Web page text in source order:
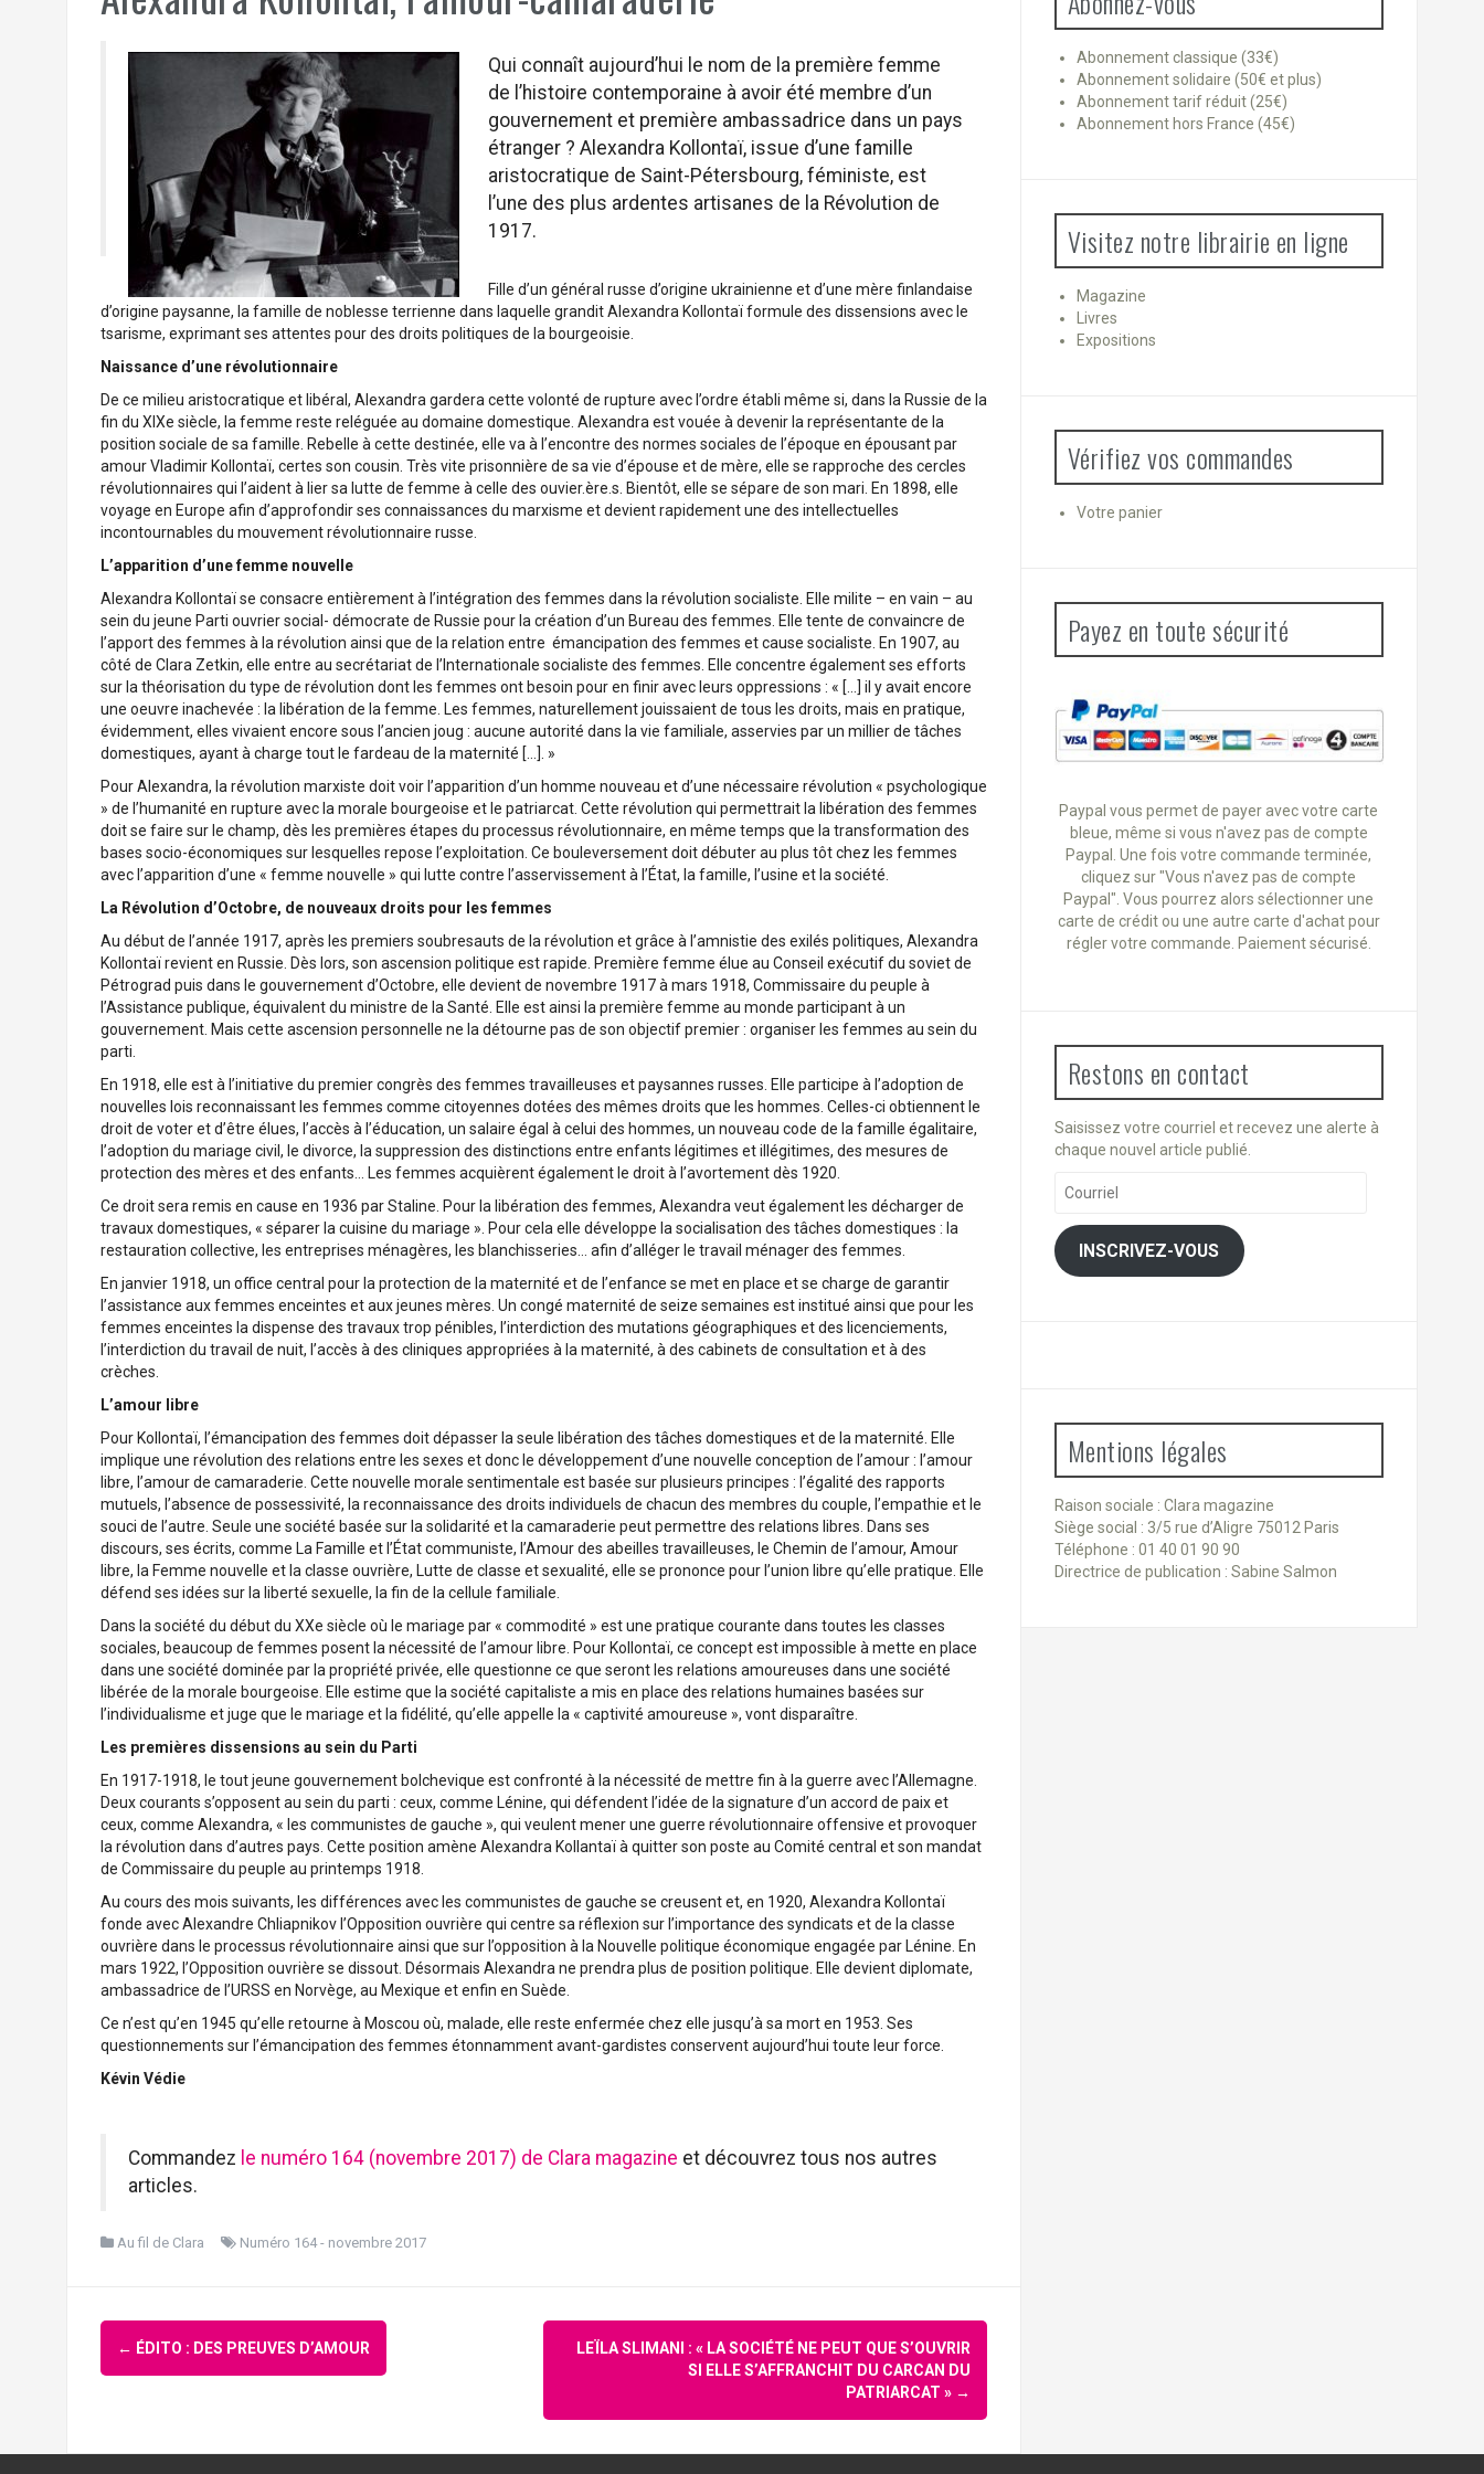
Qui connaît aujourd’hui le nom de la première femme
de l’histoire contemporaine à avoir été membre d’un
gouvernement et première ambassadrice dans un pays
étranger ? Alexandra Kollontaï, issue d’une famille
aristocratique de Saint-Pétersbourg, féministe, est
l’une des plus ardentes artisanes de la Révolution de
1917.
Fille d’un général russe d’origine ukrainienne et d’une mère finlandaise
d’origine paysanne, la famille de noblesse terrienne dans laquelle grandit Alexandra Kollontaï formule des dissensions avec le
tsarisme, exprimant ses attentes pour des droits politiques de la bourgeoisie.
Naissance d’une révolutionnaire
De ce milieu aristocratique et libéral, Alexandra gardera cette volonté de rupture avec l’ordre établi même si, dans la Russie de la
fin du XIXe siècle, la femme reste reléguée au domaine domestique. Alexandra est vouée à devenir la représentante de la
position sociale de sa famille. Rebelle à cette destinée, elle va à l’encontre des normes sociales de l’époque en épousant par
amour Vladimir Kollontaï, certes son cousin. Très vite prisonnière de sa vie d’épouse et de mère, elle se rapproche des cercles
révolutionnaires qui l’aident à lier sa lutte de femme à celle des ouvier.ère.s. Bientôt, elle se sépare de son mari. En 1898, elle
voyage en Europe afin d’approfondir ses connaissances du marxisme et devient rapidement une des intellectuelles
incontournables du mouvement révolutionnaire russe.
L’apparition d’une femme nouvelle
Alexandra Kollontaï se consacre entièrement à l’intégration des femmes dans la révolution socialiste. Elle milite – en vain – au
sein du jeune Parti ouvrier social- démocrate de Russie pour la création d’un Bureau des femmes. Elle tente de convaincre de
l’apport des femmes à la révolution ainsi que de la relation entre émancipation des femmes et cause socialiste. En 1907, au
côté de Clara Zetkin, elle entre au secrétariat de l’Internationale socialiste des femmes. Elle concentre également ses efforts
sur la théorisation du type de révolution dont les femmes ont besoin pour en finir avec leurs oppressions : « […] il y avait encore
une oeuvre inachevée : la libération de la femme. Les femmes, naturellement jouissaient de tous les droits, mais en pratique,
évidemment, elles vivaient encore sous l’ancien joug : aucune autorité dans la vie familiale, asservies par un millier de tâches
domestiques, ayant à charge tout le fardeau de la maternité […]. »
Pour Alexandra, la révolution marxiste doit voir l’apparition d’un homme nouveau et d’une nécessaire révolution « psychologique
» de l’humanité en rupture avec la morale bourgeoise et le patriarcat. Cette révolution qui permettrait la libération des femmes
doit se faire sur le champ, dès les premières étapes du processus révolutionnaire, en même temps que la transformation des
bases socio-économiques sur lesquelles repose l’exploitation. Ce bouleversement doit débuter au plus tôt chez les femmes
avec l’apparition d’une « femme nouvelle » qui lutte contre l’asservissement à l’État, la famille, l’usine et la société.
La Révolution d’Octobre, de nouveaux droits pour les femmes
Au début de l’année 1917, après les premiers soubresauts de la révolution et grâce à l’amnistie des exilés politiques, Alexandra
Kollontaï revient en Russie. Dès lors, son ascension politique est rapide. Première femme élue au Conseil exécutif du soviet de
Pétrograd puis dans le gouvernement d’Octobre, elle devient de novembre 1917 à mars 1918, Commissaire du peuple à
l’Assistance publique, équivalent du ministre de la Santé. Elle est ainsi la première femme au monde participant à un
gouvernement. Mais cette ascension personnelle ne la détourne pas de son objectif premier : organiser les femmes au sein du
parti.
En 1918, elle est à l’initiative du premier congrès des femmes travailleuses et paysannes russes. Elle participe à l’adoption de
nouvelles lois reconnaissant les femmes comme citoyennes dotées des mêmes droits que les hommes. Celles-ci obtiennent le
droit de voter et d’être élues, l’accès à l’éducation, un salaire égal à celui des hommes, un nouveau code de la famille égalitaire,
l’adoption du mariage civil, le divorce, la suppression des distinctions entre enfants légitimes et illégitimes, des mesures de
protection des mères et des enfants… Les femmes acquièrent également le droit à l’avortement dès 1920.
Ce droit sera remis en cause en 1936 par Staline. Pour la libération des femmes, Alexandra veut également les décharger de
travaux domestiques, « séparer la cuisine du mariage ». Pour cela elle développe la socialisation des tâches domestiques : la
restauration collective, les entreprises ménagères, les blanchisseries… afin d’alléger le travail ménager des femmes.
En janvier 1918, un office central pour la protection de la maternité et de l’enfance se met en place et se charge de garantir
l’assistance aux femmes enceintes et aux jeunes mères. Un congé maternité de seize semaines est institué ainsi que pour les
femmes enceintes la dispense des travaux trop pénibles, l’interdiction des mutations géographiques et des licenciements,
l’interdiction du travail de nuit, l’accès à des cliniques appropriées à la maternité, à des cabinets de consultation et à des
crèches.
L’amour libre
Pour Kollontaï, l’émancipation des femmes doit dépasser la seule libération des tâches domestiques et de la maternité. Elle
implique une révolution des relations entre les sexes et donc le développement d’une nouvelle conception de l’amour : l’amour
libre, l’amour de camaraderie. Cette nouvelle morale sentimentale est basée sur plusieurs principes : l’égalité des rapports
mutuels, l’absence de possessivité, la reconnaissance des droits individuels de chacun des membres du couple, l’empathie et le
souci de l’autre. Seule une société basée sur la solidarité et la camaraderie peut permettre des relations libres. Dans ses
discours, ses écrits, comme La Famille et l’État communiste, l’Amour des abeilles travailleuses, le Chemin de l’amour, Amour
libre, la Femme nouvelle et la classe ouvrière, Lutte de classe et sexualité, elle se prononce pour l’union libre qu’elle pratique. Elle
défend ses idées sur la liberté sexuelle, la fin de la cellule familiale.
Dans la société du début du XXe siècle où le mariage par « commodité » est une pratique courante dans toutes les classes
sociales, beaucoup de femmes posent la nécessité de l’amour libre. Pour Kollontaï, ce concept est impossible à mette en place
dans une société dominée par la propriété privée, elle questionne ce que seront les relations amoureuses dans une société
libérée de la morale bourgeoise. Elle estime que la société capitaliste a mis en place des relations humaines basées sur
l’individualisme et juge que le mariage et la fidélité, qu’elle appelle la « captivité amoureuse », vont disparaître.
Les premières dissensions au sein du Parti
En 1917-1918, le tout jeune gouvernement bolchevique est confronté à la nécessité de mettre fin à la guerre avec l’Allemagne.
Deux courants s’opposent au sein du parti : ceux, comme Lénine, qui défendent l’idée de la signature d’un accord de paix et
ceux, comme Alexandra, « les communistes de gauche », qui veulent mener une guerre révolutionnaire offensive et provoquer
la révolution dans d’autres pays. Cette position amène Alexandra Kollantaï à quitter son poste au Comité central et son mandat
de Commissaire du peuple au printemps 1918.
Au cours des mois suivants, les différences avec les communistes de gauche se creusent et, en 1920, Alexandra Kollontaï
fonde avec Alexandre Chliapnikov l’Opposition ouvrière qui centre sa réflexion sur l’importance des syndicats et de la classe
ouvrière dans le processus révolutionnaire ainsi que sur l’opposition à la Nouvelle politique économique engagée par Lénine. En
mars 1922, l’Opposition ouvrière se dissout. Désormais Alexandra ne prendra plus de position politique. Elle devient diplomate,
ambassadrice de l’URSS en Norvège, au Mexique et enfin en Suède.
Ce n’est qu’en 1945 qu’elle retourne à Moscou où, malade, elle reste enfermée chez elle jusqu’à sa mort en 1953. Ses
questionnements sur l’émancipation des femmes étonnamment avant-gardistes conservent aujourd’hui toute leur force.
Kévin Védie
Commandez le numéro 164 (novembre 2017) de Clara magazine et découvrez tous nos autres
articles.
Au fil de Clara Numéro 164 - novembre 2017
Navigation
d'article
← ÉDITO : DES PREUVES D’AMOUR
LEÏLA SLIMANI : « LA SOCIÉTÉ NE PEUT QUE S’OUVRIR
SI ELLE S’AFFRANCHIT DU CARCAN DU
PATRIARCAT » →
Abonnement classique (33€)
Abonnement solidaire (50€ et plus)
Abonnement tarif réduit (25€)
Abonnement hors France (45€)
Visitez notre librairie en ligne
Magazine
Livres
Expositions
Vérifiez vos commandes
Votre panier
Payez en toute sécurité
Paypal vous permet de payer avec votre carte
bleue, même si vous n'avez pas de compte
Paypal. Une fois votre commande terminée,
cliquez sur "Vous n'avez pas de compte
Paypal". Vous pourrez alors sélectionner une
carte de crédit ou une autre carte d'achat pour
régler votre commande. Paiement sécurisé.
Restons en contact
Saisissez votre courriel et recevez une alerte à
chaque nouvel article publié.
Courriel
INSCRIVEZ-VOUS
Mentions légales
Raison sociale : Clara magazine
Siège social : 3/5 rue d’Aligre 75012 Paris
Téléphone : 01 40 01 90 90
Directrice de publication : Sabine Salmon